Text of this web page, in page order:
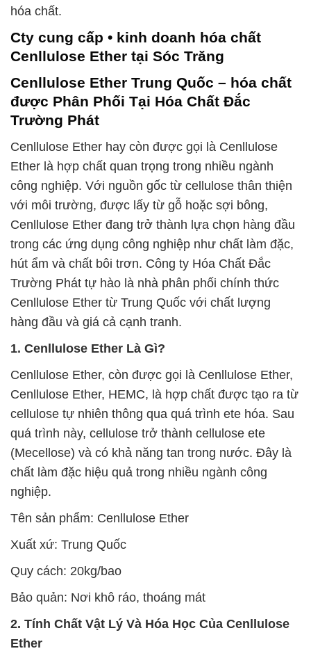
hóa chất.
Cty cung cấp • kinh doanh hóa chất
Cenllulose Ether tại Sóc Trăng
Cenllulose Ether Trung Quốc – hóa chất
được Phân Phối Tại Hóa Chất Đắc
Trường Phát
Cenllulose Ether hay còn được gọi là Cenllulose
Ether là hợp chất quan trọng trong nhiều ngành
công nghiệp. Với nguồn gốc từ cellulose thân thiện
với môi trường, được lấy từ gỗ hoặc sợi bông,
Cenllulose Ether đang trở thành lựa chọn hàng đầu
trong các ứng dụng công nghiệp như chất làm đặc,
hút ẩm và chất bôi trơn. Công ty Hóa Chất Đắc
Trường Phát tự hào là nhà phân phối chính thức
Cenllulose Ether từ Trung Quốc với chất lượng
hàng đầu và giá cả cạnh tranh.
1. Cenllulose Ether Là Gì?
Cenllulose Ether, còn được gọi là Cenllulose Ether,
Cenllulose Ether, HEMC, là hợp chất được tạo ra từ
cellulose tự nhiên thông qua quá trình ete hóa. Sau
quá trình này, cellulose trở thành cellulose ete
(Mecellose) và có khả năng tan trong nước. Đây là
chất làm đặc hiệu quả trong nhiều ngành công
nghiệp.
Tên sản phẩm: Cenllulose Ether
Xuất xứ: Trung Quốc
Quy cách: 20kg/bao
Bảo quản: Nơi khô ráo, thoáng mát
2. Tính Chất Vật Lý Và Hóa Học Của Cenllulose
Ether